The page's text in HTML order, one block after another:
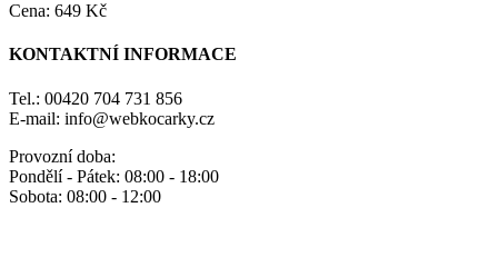
Cena: 649 Kč
KONTAKTNÍ INFORMACE
Tel.: 00420 704 731 856
E-mail: info@webkocarky.cz
Provozní doba:
Pondělí - Pátek: 08:00 - 18:00
Sobota: 08:00 - 12:00